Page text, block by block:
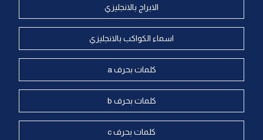
الابراج بالانجليزي
اسماء الكواكب بالانجليزي
كلمات بحرف a
كلمات بحرف b
كلمات بحرف c